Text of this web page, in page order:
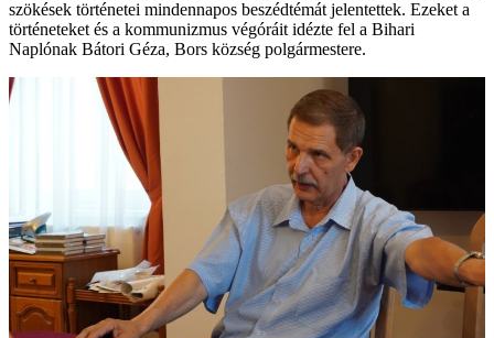
szökések történetei mindennapos beszédtémát jelentettek. Ezeket a
történeteket és a kommunizmus végóráit idézte fel a Bihari
Naplónak Bátori Géza, Bors község polgármestere.